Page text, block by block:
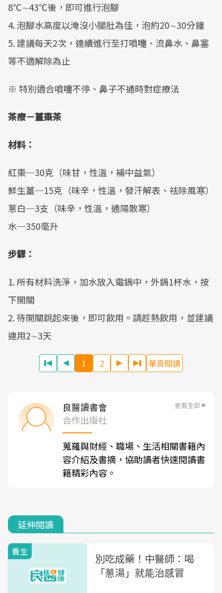
8℃∼43℃後，即可進行泡腳
4. 泡腳水高度以淹沒小腿肚為佳，泡約20∼30分鐘
5. 建議每天2次，連續進行至打噴嚏、流鼻水、鼻塞
等不適解除為止
※ 特別適合噴嚏不停、鼻子不通時對症療法
茶療－薑棗茶
材料：
紅棗─30克（味甘，性溫，補中益氣）
鮮生薑─15克（味辛，性溫，發汗解表、祛除風寒）
蔥白─3支（味辛，性溫，通陽散寒）
水─350毫升
步驟：
1. 所有材料洗淨，加水放入電鍋中，外鍋1杯水，按
下開關
2. 待開關跳起來後，即可飲用。請趁熱飲用，並建議
連用2∼3天
1 2 單頁閱讀
良醫讀書會 查看全部
合作出版社
蒐羅與財經、職場、生活相關書籍內
容介紹及書摘，協助讀者快速閱讀書
籍精彩內容。
延伸閱讀
養生
別吃成藥！中醫師：喝
「蔥湯」就能治感冒